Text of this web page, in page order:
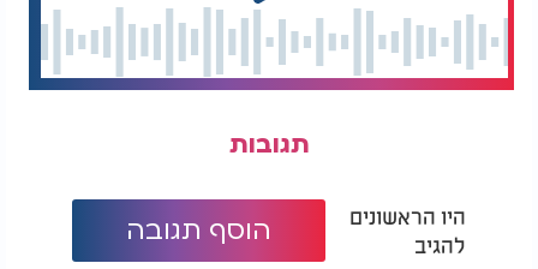
תגובות
היו הראשונים
להגיב
הוסף תגובה